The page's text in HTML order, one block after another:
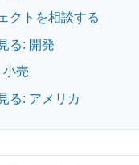
クトを相談する
る: 開発
売
る: アメリカ